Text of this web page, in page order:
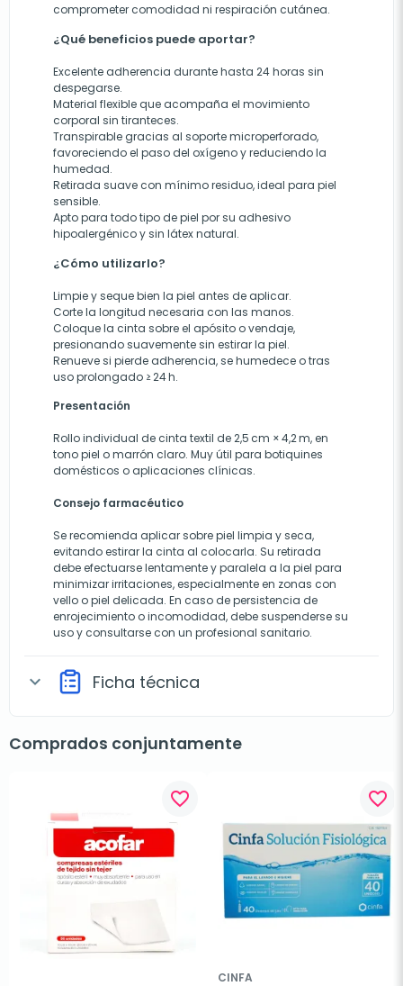
comprometer comodidad ni respiración cutánea.
¿Qué beneficios puede aportar?
Excelente adherencia durante hasta 24 horas sin
despegarse.
Material flexible que acompaña el movimiento
corporal sin tiranteces.
Transpirable gracias al soporte microperforado,
favoreciendo el paso del oxígeno y reduciendo la
humedad.
Retirada suave con mínimo residuo, ideal para piel
sensible.
Apto para todo tipo de piel por su adhesivo
hipoalergénico y sin látex natural.
¿Cómo utilizarlo?
Limpie y seque bien la piel antes de aplicar.
Corte la longitud necesaria con las manos.
Coloque la cinta sobre el apósito o vendaje,
presionando suavemente sin estirar la piel.
Renueve si pierde adherencia, se humedece o tras
uso prolongado ≥ 24 h.
Presentación
Rollo individual de cinta textil de 2,5 cm × 4,2 m, en
tono piel o marrón claro. Muy útil para botiquines
domésticos o aplicaciones clínicas.
Consejo farmacéutico
Se recomienda aplicar sobre piel limpia y seca,
evitando estirar la cinta al colocarla. Su retirada
debe efectuarse lentamente y paralela a la piel para
minimizar irritaciones, especialmente en zonas con
vello o piel delicada. En caso de persistencia de
enrojecimiento o incomodidad, debe suspenderse su
uso y consultarse con un profesional sanitario.
expand_more Ficha técnica
Comprados conjuntamente
favorite_border favorite_border
CINFA